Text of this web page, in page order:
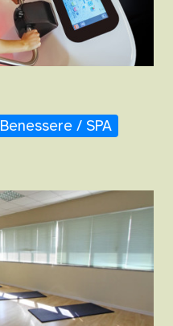
Benessere / SPA